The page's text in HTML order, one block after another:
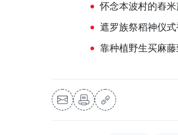
怀念本波村的舂
遮罗族祭稻神仪
靠种植野生买麻藤